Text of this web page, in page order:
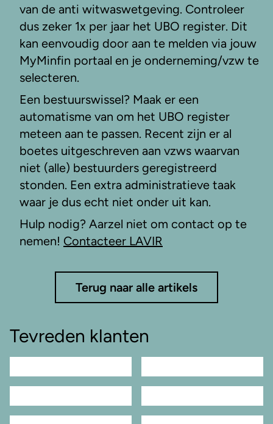
van de anti witwaswetgeving. Controleer
dus zeker 1x per jaar het UBO register. Dit
kan eenvoudig door aan te melden via jouw
MyMinfin portaal en je onderneming/vzw te
selecteren.
Een bestuurswissel? Maak er een
automatisme van om het UBO register
meteen aan te passen. Recent zijn er al
boetes uitgeschreven aan vzws waarvan
niet (alle) bestuurders geregistreerd
stonden. Een extra administratieve taak
waar je dus echt niet onder uit kan.
Hulp nodig? Aarzel niet om contact op te
nemen! Contacteer LAVIR
Terug naar alle artikels
Tevreden klanten